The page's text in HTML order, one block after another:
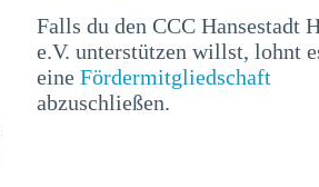
Falls du den CCC Hansestadt
e.V. unterstützen willst, lohnt
eine Fördermitgliedschaft
abzuschließen.